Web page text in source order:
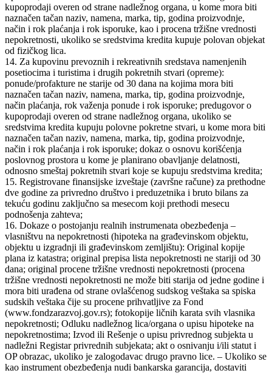
kupoprodaji overen od strane nadležnog organa, u kome mora biti
naznačen tačan naziv, namena, marka, tip, godina proizvodnje,
način i rok plaćanja i rok isporuke, kao i procena tržišne vrednosti
nepokretnosti, ukoliko se sredstvima kredita kupuje polovan objekat
od fizičkog lica.
14. Za kupovinu prevoznih i rekreativnih sredstava namenjenih
posetiocima i turistima i drugih pokretnih stvari (opreme):
ponude/profakture ne starije od 30 dana na kojima mora biti
naznačen tačan naziv, namena, marka, tip, godina proizvodnje,
način plaćanja, rok važenja ponude i rok isporuke; predugovor o
kupoprodaji overen od strane nadležnog organa, ukoliko se
sredstvima kredita kupuju polovne pokretne stvari, u kome mora biti
naznačen tačan naziv, namena, marka, tip, godina proizvodnje,
način i rok plaćanja i rok isporuke; dokaz o osnovu korišćenja
poslovnog prostora u kome je planirano obavljanje delatnosti,
odnosno smeštaj pokretnih stvari koje se kupuju sredstvima kredita;
15. Registrovane finansijske izveštaje (završne račune) za prethodne
dve godine za privredno društvo i preduzetnika i bruto bilans za
tekuću godinu zaključno sa mesecom koji prethodi mesecu
podnošenja zahteva;
16. Dokaze o postojanju realnih instrumenata obezbeđenja –
vlasništvu na nepokretnosti (hipoteka na građevinskom objektu,
objektu u izgradnji ili građevinskom zemljištu): Original kopije
plana iz katastra; original prepisa lista nepokretnosti ne stariji od 30
dana; original procene tržišne vrednosti nepokretnosti (procena
tržišne vrednosti nepokretnosti ne može biti starija od jedne godine i
mora biti urađena od strane ovlašćenog sudskog veštaka sa spiska
sudskih veštaka čije su procene prihvatljive za Fond
(www.fondzarazvoj.gov.rs); fotokopije ličnih karata svih vlasnika
nepokretnosti; Odluku nadležnog lica/organa o upisu hipoteke na
nepokretnostima; Izvod ili Rešenje o upisu privrednog subjekta u
nadležni Registar privrednih subjekata; akt o osnivanju i/ili statut i
OP obrazac, ukoliko je zalogodavac drugo pravno lice. – Ukoliko se
kao instrument obezbeđenja nudi bankarska garancija, dostaviti